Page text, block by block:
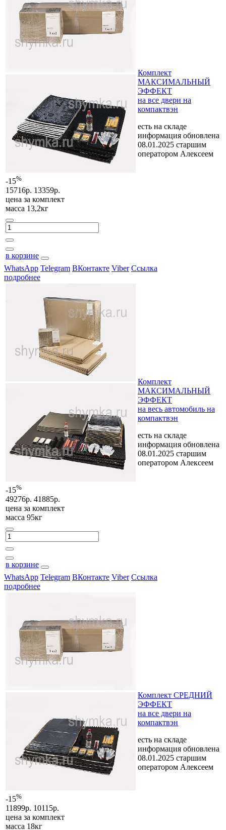
-15%
15716р. 13359р.
цена за комплект
масса 13,2кг
в корзине
Комплект
МАКСИМАЛЬНЫЙ
ЭФФЕКТ
на все двери на
компактвэн
есть на складе
информация обновлена
08.01.2025 старшим
оператором Алексеем
WhatsApp Telegram ВКонтакте Viber Ссылка
подробнее
-15%
49276р. 41885р.
цена за комплект
масса 95кг
в корзине
Комплект
МАКСИМАЛЬНЫЙ
ЭФФЕКТ
на весь автомобиль на
компактвэн
есть на складе
информация обновлена
08.01.2025 старшим
оператором Алексеем
WhatsApp Telegram ВКонтакте Viber Ссылка
подробнее
-15%
11899р. 10115р.
цена за комплект
масса 18кг
Комплект СРЕДНИЙ
ЭФФЕКТ
на все двери на
компактвэн
есть на складе
информация обновлена
08.01.2025 старшим
оператором Алексеем